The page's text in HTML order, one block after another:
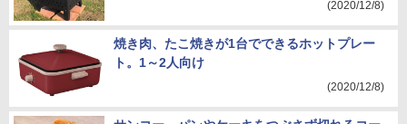
(2020/12/8)
焼き肉、たこ焼きが1台でできるホットプレー
ト。1～2人向け
(2020/12/8)